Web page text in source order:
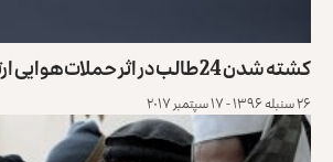
کشته شدن 24 طالب در اثر حملات هوایی ارتش ملی در غزنی
۲۶ سنبله ۱۳۹۶ - ۱۷ سپتمبر ۲۰۱۷